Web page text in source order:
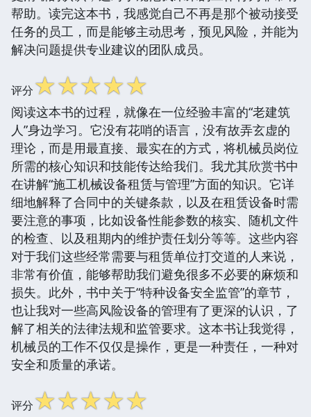
帮助。读完这本书，我感觉自己不再是那个被动接受
任务的员工，而是能够主动思考，预见风险，并能为
解决问题提供专业建议的团队成员。
评分☆☆☆☆☆
阅读这本书的过程，就像在一位经验丰富的“老建筑
人”身边学习。它没有花哨的语言，没有故弄玄虚的
理论，而是用最直接、最实在的方式，将机械员岗位
所需的核心知识和技能传达给我们。我尤其欣赏书中
在讲解“施工机械设备租赁与管理”方面的知识。它详
细地解释了合同中的关键条款，以及在租赁设备时需
要注意的事项，比如设备性能参数的核实、随机文件
的检查、以及租期内的维护责任划分等等。这些内容
对于我们这些经常需要与租赁单位打交道的人来说，
非常有价值，能够帮助我们避免很多不必要的麻烦和
损失。此外，书中关于“特种设备安全监管”的章节，
也让我对一些高风险设备的管理有了更深的认识，了
解了相关的法律法规和监管要求。这本书让我觉得，
机械员的工作不仅仅是操作，更是一种责任，一种对
安全和质量的承诺。
评分☆☆☆☆☆